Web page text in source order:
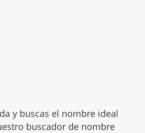
y buscas el nombre ideal
buscador de nombre